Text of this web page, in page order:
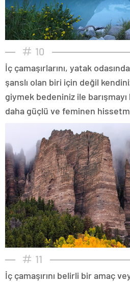
10
İç çamaşırlarını, yatak
şanslı olan biri için değil
giymek bedeniniz ile barışmayı
daha güçlü ve feminen
11
İç çamaşırını belirli bir amaç